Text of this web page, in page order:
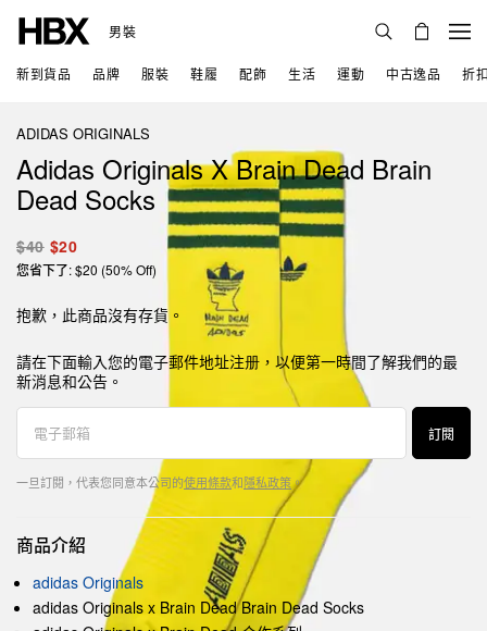
男裝
新到貨品 品牌 服裝 鞋履 配飾 生活 運動 中古逸品 折
ADIDAS ORIGINALS
Adidas Originals X Brain Dead Brain
Dead Socks
$40 $20
您省下了: $20 (50% Off)
抱歉，此商品沒有存貨。
請在下面輸入您的電子郵件地址注册，以便第一時間了解我們的最
新消息和公告。
訂閱
一旦訂閱，代表您同意本公司的使用條款和隱私政策。
商品介紹
adidas Originals
adidas Originals x Brain Dead Brain Dead Socks